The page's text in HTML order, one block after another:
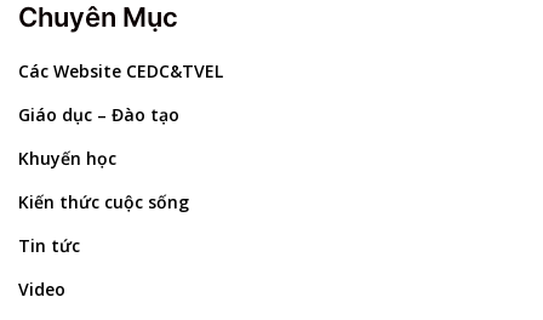
Chuyên Mục
Các Website CEDC&TVEL
Giáo dục – Đào tạo
Khuyến học
Kiến thức cuộc sống
Tin tức
Video